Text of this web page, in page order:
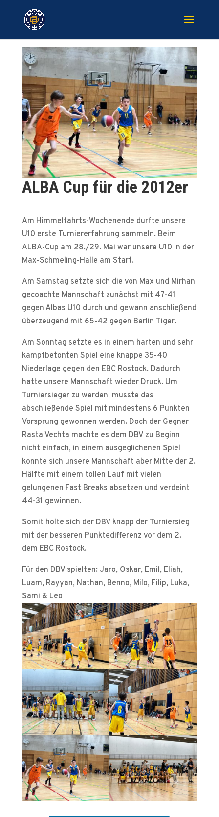
ALBA Cup für die 2012er
Am Himmelfahrts-Wochenende durfte unsere
U10 erste Turniererfahrung sammeln. Beim
ALBA-Cup am 28./29. Mai war unsere U10 in der
Max-Schmeling-Halle am Start.
Am Samstag setzte sich die von Max und Mirhan
gecoachte Mannschaft zunächst mit 47-41
gegen Albas U10 durch und gewann anschließend
überzeugend mit 65-42 gegen Berlin Tiger.
Am Sonntag setzte es in einem harten und sehr
kampfbetonten Spiel eine knappe 35-40
Niederlage gegen den EBC Rostock. Dadurch
hatte unsere Mannschaft wieder Druck. Um
Turniersieger zu werden, musste das
abschließende Spiel mit mindestens 6 Punkten
Vorsprung gewonnen werden. Doch der Gegner
Rasta Vechta machte es dem DBV zu Beginn
nicht einfach, in einem ausgeglichenen Spiel
konnte sich unsere Mannschaft aber Mitte der 2.
Hälfte mit einem tollen Lauf mit vielen
gelungenen Fast Breaks absetzen und verdeint
44-31 gewinnen.
Somit holte sich der DBV knapp der Turniersieg
mit der besseren Punktedifferenz vor dem 2.
dem EBC Rostock.
Für den DBV spielten: Jaro, Oskar, Emil, Eliah,
Luam, Rayyan, Nathan, Benno, Milo, Filip, Luka,
Sami & Leo